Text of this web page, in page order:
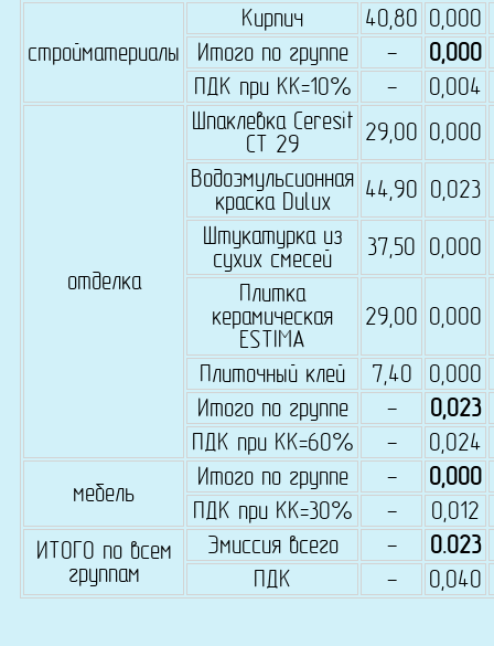
стройматериалы
Кирпич 40,80 0,000
Итого по группе
- 0,000
ПДК при КК=10%
- 0,004
отделка
Шпаклевка Ceresit
СТ 29
29,00 0,000
Водоэмульсионная
краска Dulux
44,90 0,023
Штукатурка из
сухих смесей
37,50 0,000
Плитка
керамическая
ESTIMA
29,00 0,000
Плиточный клей 7,40 0,000
Итого по группе
- 0,023
ПДК при КК=60%
- 0,024
мебель
Итого по группе - 0,000
ПДК при КК=30%
-
0,012
ИТОГО по всем
группам
Эмиссия всего - 0.023
ПДК
- 0,040